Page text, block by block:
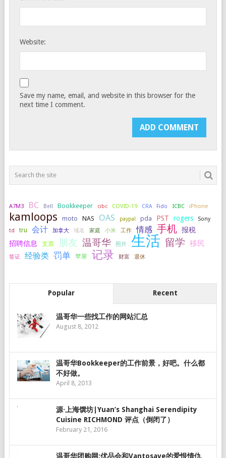
Website:
Save my name, email, and website in this browser for the
next time I comment.
A7M3 BC Bell Bookkeeper cibc COVID-19 CRA Fido ICBC iPhone
kamloops moto NAS OAS paypal pda PST rogers
Sony
td
tru 会计 加拿大 域名 家庭 小米 工作 情感 手机 报税
招聘信息
支票 朋友 温哥华 照片 生活 留学 移民
签证 经验类 罚单 苹果 记录 财富 退休
Popular Recent
温哥华一些找工作的网站汇总
August 8, 2012
温哥华Bookkeeper的工作前景，好吧。什么都
不好做。
April 8, 2013
源·上海馔坊|Yuan’s Shanghai Serendipity
Cuisine RICHMOND 评点（倒闭了）
February 21, 2016
温哥华团购网:优品会和Vantosave的爱恨情仇